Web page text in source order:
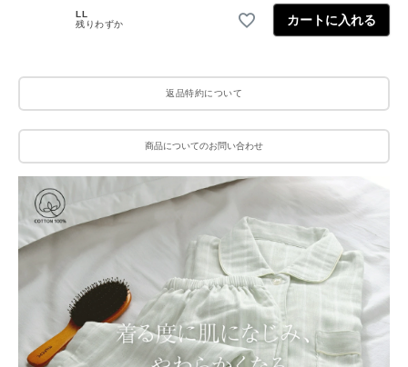
LL
残りわずか
カートに入れる
返品特約について
商品についてのお問い合わせ